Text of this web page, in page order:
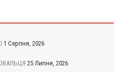
1 Серпня, 2026
25 Липня, 2026